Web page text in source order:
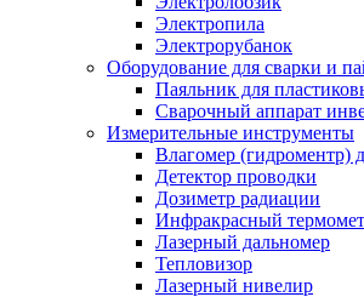
Электропила
Электрорубанок
Оборудование для сварки и
Паяльник для
Сварочный аппарат
Измерительные инструменты
Влагомер (гидроментр)
Детектор проводки
Дозиметр радиации
Инфракрасный
Лазерный дальномер
Тепловизор
Лазерный нивелир